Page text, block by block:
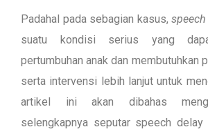
Padahal pada sebagian kasus,
suatu kondisi serius yang
pertumbuhan anak dan membutuhkan
serta intervensi lebih lanjut untuk
artikel ini akan dibahas
selengkapnya seputar speech